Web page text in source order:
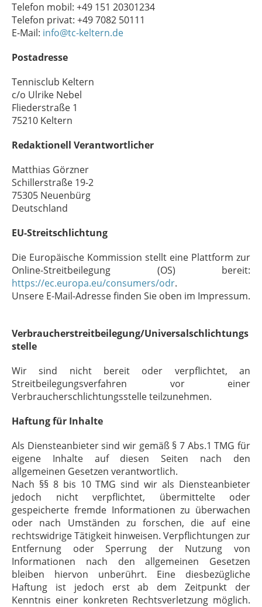
Telefon mobil: +49 151 20301234
Telefon privat: +49 7082 50111
E-Mail: info@tc-keltern.de
Postadresse
Tennisclub Keltern
c/o Ulrike Nebel
Fliederstraße 1
75210 Keltern
Redaktionell Verantwortlicher
Matthias Görzner
Schillerstraße 19-2
75305 Neuenbürg
Deutschland
EU-Streitschlichtung
Die Europäische Kommission stellt eine Plattform zur
Online-Streitbeilegung (OS) bereit:
https://ec.europa.eu/consumers/odr.
Unsere E-Mail-Adresse finden Sie oben im Impressum.
Verbraucherstreitbeilegung/Universalschlichtungs
stelle
Wir sind nicht bereit oder verpflichtet, an
Streitbeilegungsverfahren vor einer
Verbraucherschlichtungsstelle teilzunehmen.
Haftung für Inhalte
Als Diensteanbieter sind wir gemäß § 7 Abs.1 TMG für
eigene Inhalte auf diesen Seiten nach den
allgemeinen Gesetzen verantwortlich.
Nach §§ 8 bis 10 TMG sind wir als Diensteanbieter
jedoch nicht verpflichtet, übermittelte oder
gespeicherte fremde Informationen zu überwachen
oder nach Umständen zu forschen, die auf eine
rechtswidrige Tätigkeit hinweisen. Verpflichtungen zur
Entfernung oder Sperrung der Nutzung von
Informationen nach den allgemeinen Gesetzen
bleiben hiervon unberührt. Eine diesbezügliche
Haftung ist jedoch erst ab dem Zeitpunkt der
Kenntnis einer konkreten Rechtsverletzung möglich.